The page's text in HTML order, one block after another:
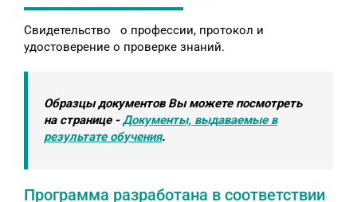
Свидетельство о профессии, протокол и
удостоверение о проверке знаний.
Образцы документов Вы можете посмотреть
на странице -Документы, выдаваемые в
результате обучения.
Программа разработана в соответствии